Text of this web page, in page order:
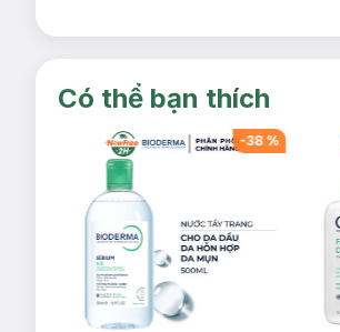
Có thể bạn thích
-38%